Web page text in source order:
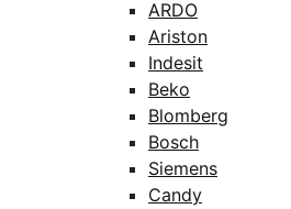
ARDO
Ariston
Indesit
Beko
Blomberg
Bosch
Siemens
Candy